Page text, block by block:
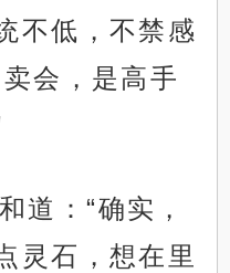
不低，不禁感
会，是高手
道：“确实，
灵石，想在里